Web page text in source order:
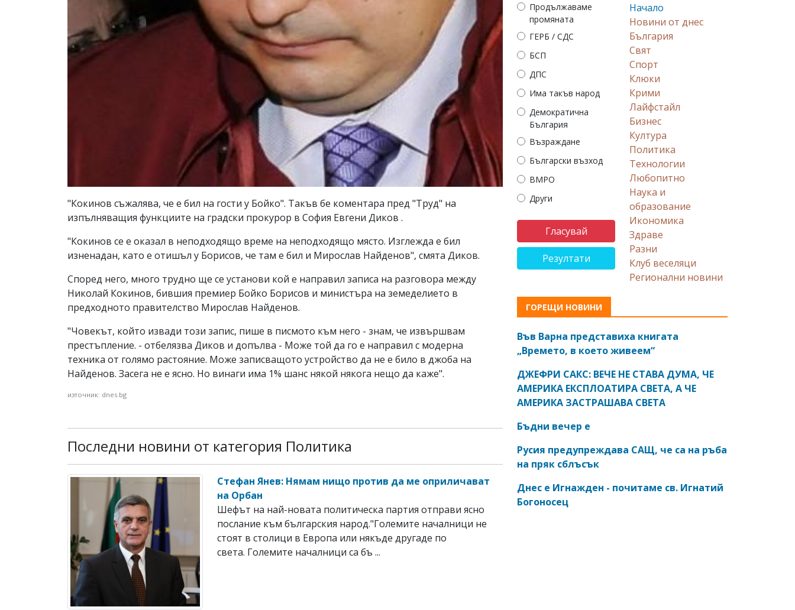
"Кокинов съжалява, че е бил на гости у Бойко". Такъв бе коментара пред "Труд" на
изпълняващия функциите на градски прокурор в София Евгени Диков .
"Кокинов се е оказал в неподходящо време на неподходящо място. Изглежда е бил
изненадан, като е отишъл у Борисов, че там е бил и Мирослав Найденов", смята Диков.
Според него, много трудно ще се установи кой е направил записа на разговора между
Николай Кокинов, бившия премиер Бойко Борисов и министъра на земеделието в
предходното правителство Мирослав Найденов.
"Човекът, който извади този запис, пише в писмото към него - знам, че извършвам
престъпление. - отбелязва Диков и допълва - Може той да го е направил с модерна
техника от голямо растояние. Може записващото устройство да не е било в джоба на
Найденов. Засега не е ясно. Но винаги има 1% шанс някой някога нещо да каже".
източник: dnes.bg
Последни новини от категория Политика
Стефан Янев: Нямам нищо против да ме оприличават
на Орбан
Шефът на най-новата политическа партия отправи ясно
послание към българския народ."Големите началници не
стоят в столици в Европа или някъде другаде по
света. Големите началници са бъ ...
Продължаваме
промяната
ГЕРБ / СДС
БСП
ДПС
Има такъв народ
Демократична
България
Възраждане
Български възход
ВМРО
Други
Резултати
Начало
Новини от днес
България
Свят
Спорт
Клюки
Крими
Лайфстайл
Бизнес
Култура
Политика
Технологии
Любопитно
Наука и
образование
Икономика
Здраве
Разни
Клуб веселяци
Регионални новини
ГОРЕЩИ НОВИНИ
Във Варна представиха книгата
„Времето, в което живеем“
ДЖЕФРИ САКС: ВЕЧЕ НЕ СТАВА ДУМА, ЧЕ
АМЕРИКА ЕКСПЛОАТИРА СВЕТА, А ЧЕ
АМЕРИКА ЗАСТРАШАВА СВЕТА
Бъдни вечер е
Русия предупреждава САЩ, че са на ръба
на пряк сблъсък
Днес е Игнажден - почитаме св. Игнатий
Богоносец